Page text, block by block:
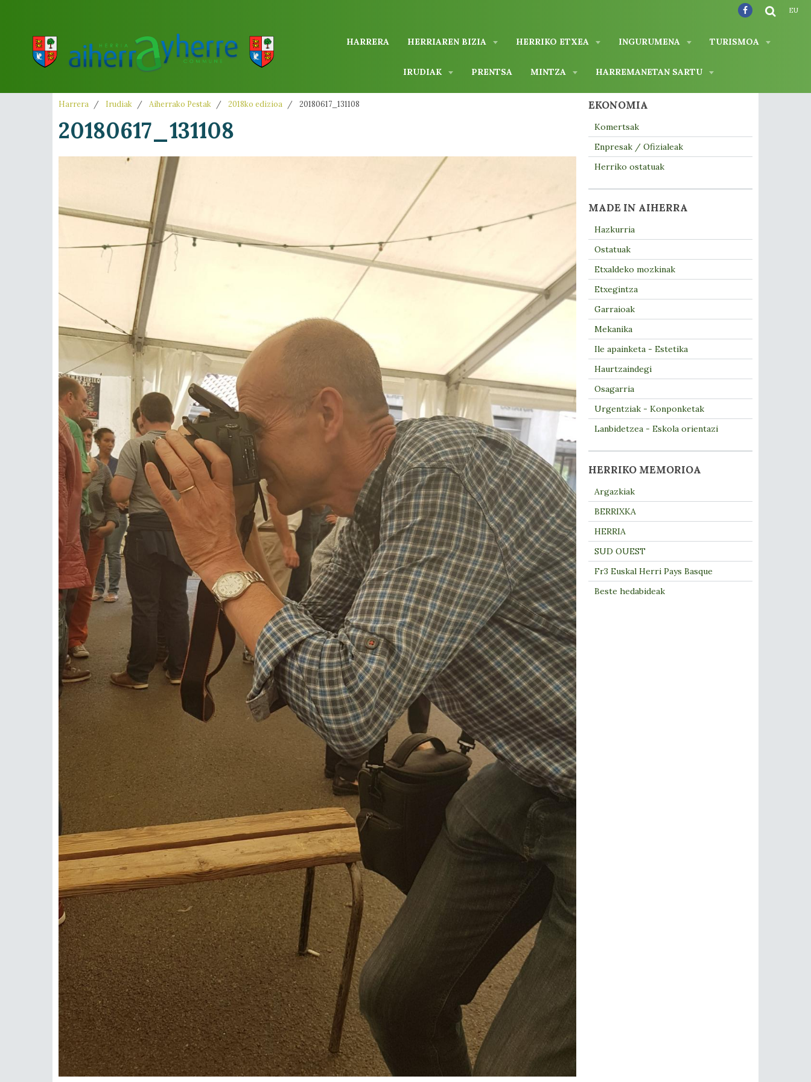
HARRERA HERRIAREN BIZIA HERRIKO ETXEA INGURUMENA TURISMOA
IRUDIAK PRENTSA MINTZA HARREMANETAN SARTU
EU
Harrera Irudiak Aiherrako Pestak 2018ko edizioa 20180617_131108
20180617_131108
EKONOMIA
Komertsak
Enpresak / Ofizialeak
Herriko ostatuak
MADE IN AIHERRA
Hazkurria
Ostatuak
Etxaldeko mozkinak
Etxegintza
Garraioak
Mekanika
Ile apainketa - Estetika
Haurtzaindegi
Osagarria
Urgentziak - Konponketak
Lanbidetzea - Eskola orientazi
HERRIKO MEMORIOA
Argazkiak
BERRIXKA
HERRIA
SUD OUEST
Fr3 Euskal Herri Pays Basque
Beste hedabideak